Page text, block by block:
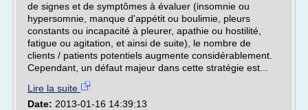
de signes et de symptômes à évaluer (insomnie ou
hypersomnie, manque d'appétit ou boulimie, pleurs
constants ou incapacité à pleurer, apathie ou hostilité,
fatigue ou agitation, et ainsi de suite), le nombre de
clients / patients potentiels augmente considérablement.
Cependant, un défaut majeur dans cette stratégie est...
Lire la suite
Date: 2013-01-16 14:39:13